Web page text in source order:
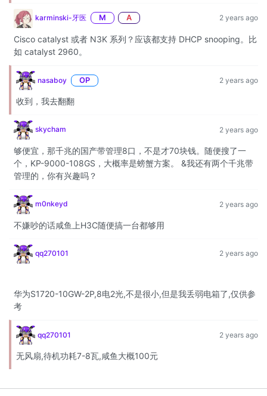
karminski-牙医 M A 2 years ago
Cisco catalyst 或者 N3K 系列？应该都支持 DHCP snooping。比
如 catalyst 2960。
nasaboy OP 2 years ago
收到，我去翻翻
skycham 2 years ago
够便宜，那千兆的国产带管理8口，不是才70块钱。随便搜了一
个，KP-9000-108GS，大概率是螃蟹方案。 &我还有两个千兆带
管理的，你有兴趣吗？
m0nkeyd 2 years ago
不嫌吵的话咸鱼上H3C随便搞一台都够用
qq270101 2 years ago
华为S1720-10GW-2P,8电2光,不是很小,但是我丢弱电箱了,仅供参
考
qq270101 2 years ago
无风扇,待机功耗7-8瓦,咸鱼大概100元